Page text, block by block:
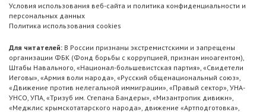
Условия использования веб-сайта и политика конфиденциальности и
персональных данных
Политика использования cookies
Для читателей: В России признаны экстремистскими и запрещены
организации ФБК (Фонд борьбы с коррупцией, признан иноагентом),
Штабы Навального, «Национал-большевистская партия», «Свидетели
Иеговы», «Армия воли народа», «Русский общенациональный союз»,
«Движение против нелегальной иммиграции», «Правый сектор», УНА-
УНСО, УПА, «Тризуб им. Степана Бандеры», «Мизантропик дивижн»,
«Меджлис крымскотатарского народа», движение «Артподготовка»,